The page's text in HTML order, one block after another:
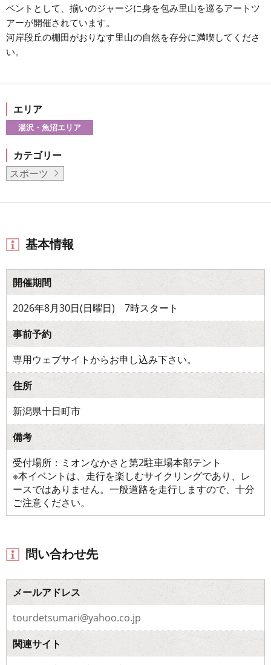
ベントとして、揃いのジャージに身を包み里山を巡るアートツ
アーが開催されています。
河岸段丘の棚田がおりなす里山の自然を存分に満喫してくださ
い。
エリア
湯沢・魚沼エリア
カテゴリー
スポーツ
基本情報
開催期間
2026年8月30日(日曜日) 7時スタート
事前予約
専用ウェブサイトからお申し込み下さい。
住所
新潟県十日町市
備考
受付場所：ミオンなかさと第2駐車場本部テント
※本イベントは、走行を楽しむサイクリングであり、レ
ースではありません。一般道路を走行しますので、十分
ご注意ください。
問い合わせ先
メールアドレス
tourdetsumari@yahoo.co.jp
関連サイト